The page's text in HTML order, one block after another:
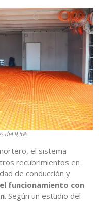
del 9,5%.
el sistema
recubrimientos en
de conducción y
funcionamiento con
. Según un estudio del